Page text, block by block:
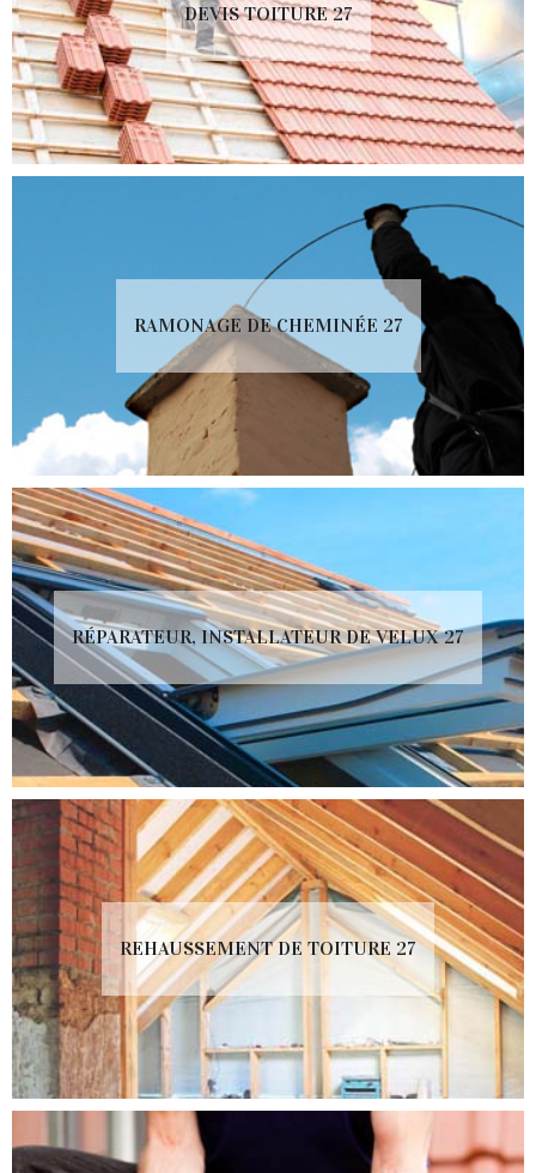
DEVIS TOITURE 27
RAMONAGE DE CHEMINÉE 27
RÉPARATEUR, INSTALLATEUR DE VELUX 27
REHAUSSEMENT DE TOITURE 27